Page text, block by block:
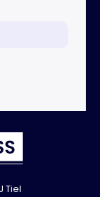
Tiel